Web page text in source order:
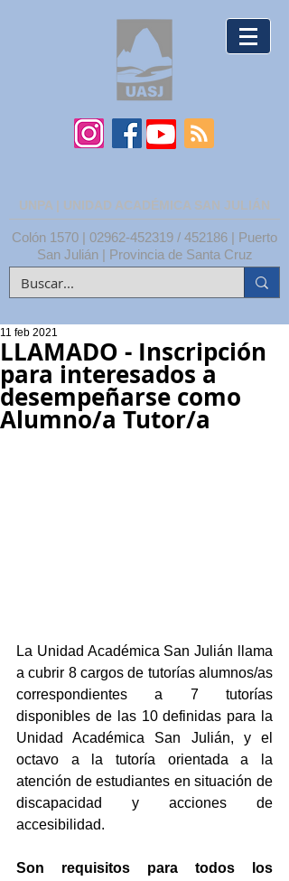
UNPA | UNIDAD ACADÉMICA SAN JULIÁN
Colón 1570 | 02962-452319 / 452186 | Puerto
San Julián | Provincia de Santa Cruz
LLAMADO - Inscripción
para interesados a
desempeñarse como
Alumno/a Tutor/a
11 feb 2021
La Unidad Académica San Julián llama
a cubrir 8 cargos de tutorías alumnos/as
correspondientes a 7 tutorías
disponibles de las 10 definidas para la
Unidad Académica San Julián, y el
octavo a la tutoría orientada a la
atención de estudiantes en situación de
discapacidad y acciones de
accesibilidad.
Son requisitos para todos los